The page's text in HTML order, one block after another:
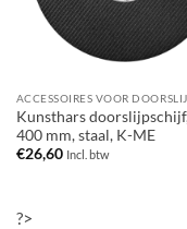
Kunsthars
400 mm, staal, K-ME
€26,60 Incl. btw
?>